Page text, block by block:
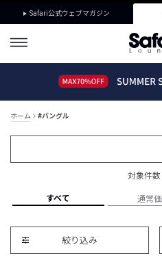
Safari公式ウェブマガジン
ホーム #バングル
対象件
すべて 通常
絞り込み